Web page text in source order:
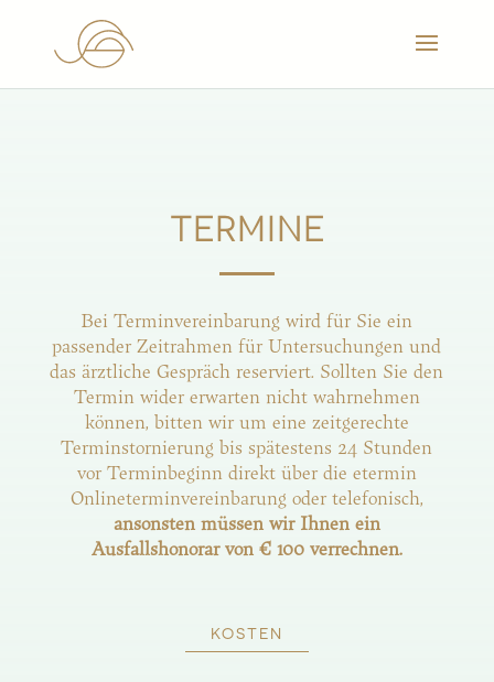
TERMINE
Bei Terminvereinbarung wird für Sie ein
passender Zeitrahmen für Untersuchungen und
das ärztliche Gespräch reserviert. Sollten Sie den
Termin wider erwarten nicht wahrnehmen
können, bitten wir um eine zeitgerechte
Terminstornierung bis spätestens 24 Stunden
vor Terminbeginn direkt über die etermin
Onlineterminvereinbarung oder telefonisch,
ansonsten müssen wir Ihnen ein
Ausfallshonorar von € 100 verrechnen.
KOSTEN